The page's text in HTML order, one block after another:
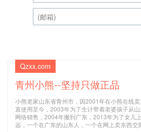
昵称 (必填)
Qzxx.com
青州小熊--坚持只做正品
小熊老家山东省青州市，因2001年在小熊在线
直使用至今，2003年为了生计带着老婆孩子从
网络销售，2004年搬到广东，2013年为了女儿
远，一个在广东的山东人，一个在网上卖东西交